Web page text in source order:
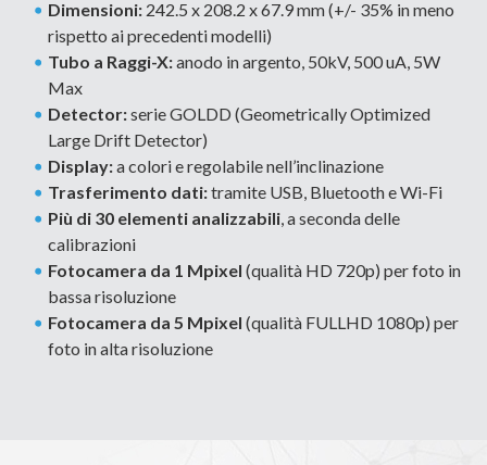
Dimensioni: 242.5 x 208.2 x 67.9 mm (+/- 35% in meno
rispetto ai precedenti modelli)
Tubo a Raggi-X:anodo in argento, 50kV, 500 uA, 5W
Max
Detector:serie GOLDD (Geometrically Optimized
Large Drift Detector)
Display:a colori e regolabile nell’inclinazione
Trasferimento dati:tramite USB, Bluetooth e Wi-Fi
Più di 30 elementi analizzabili, a seconda delle
calibrazioni
Fotocamera da 1 Mpixel (qualità HD 720p) per foto in
bassa risoluzione
Fotocamera da 5 Mpixel (qualità FULLHD 1080p) per
foto in alta risoluzione